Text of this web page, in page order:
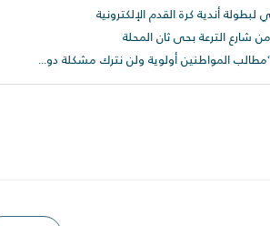
أندية كرة القدم الإلكترونية
محافظ الغربية يتجول سيرا على الأقدام داخل قرية العزيزية بسمنود: “مطالب المواطنين أولوية ولن نترك مشكلة دون حل